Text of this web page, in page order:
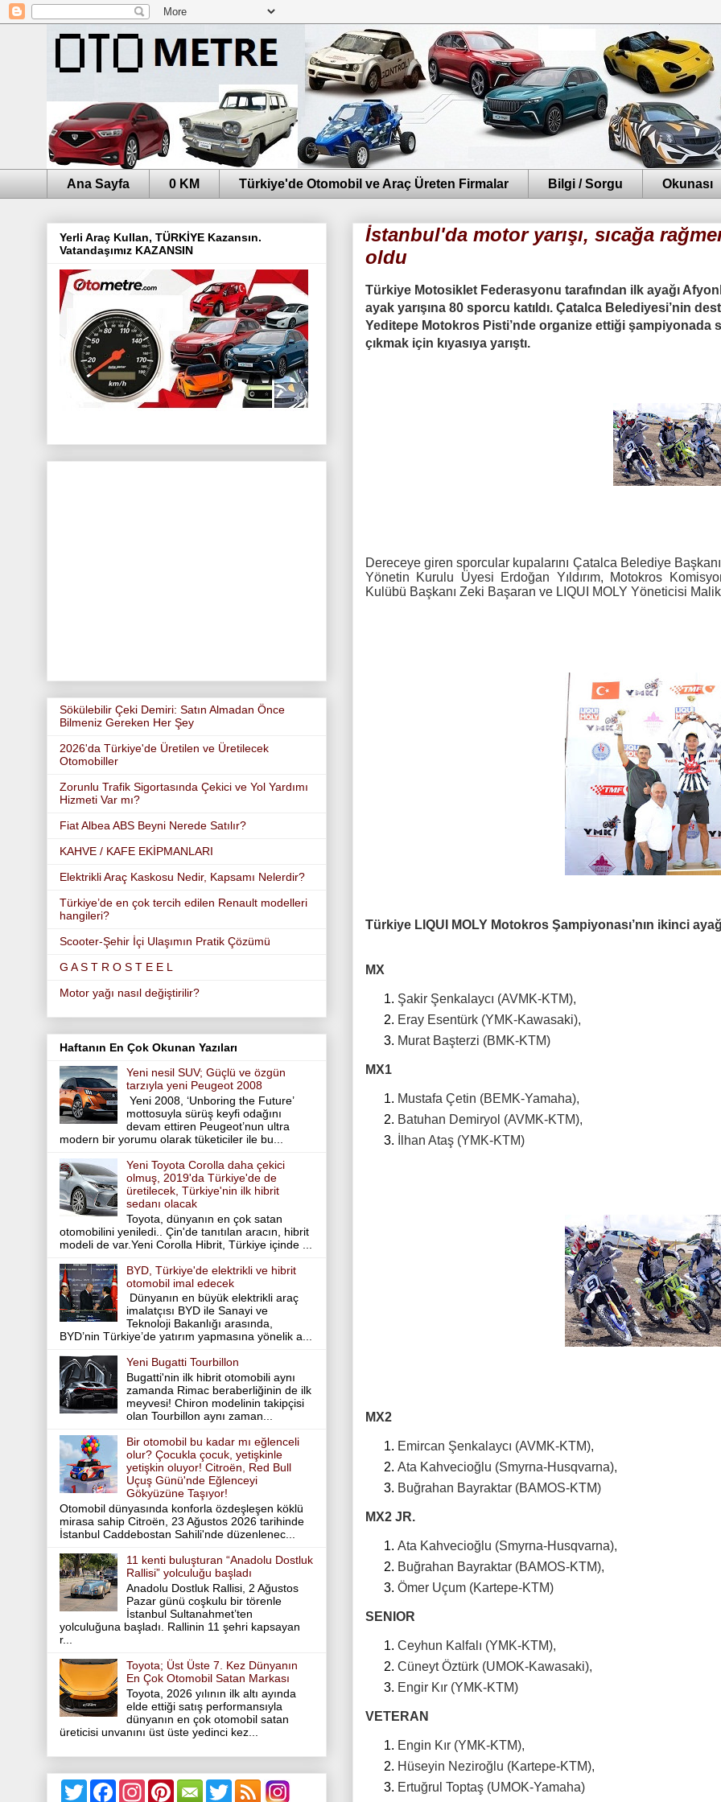
Ana Sayfa 0 KM Türkiye'de Otomobil ve Araç Üreten Firmalar Bilgi / Sorgu Okunası
İstanbul'da motor yarışı, sıcağa
oldu
Türkiye Motosiklet Federasyonu tarafından ilk ayağı
ayak yarışına 80 sporcu katıldı. Çatalca Belediyesi’nin
Yeditepe Motokros Pisti’nde organize ettiği
çıkmak için kıyasıya yarıştı.
Dereceye giren sporcular kupalarını Çatalca Belediye
Yönetin Kurulu Üyesi Erdoğan Yıldırım, Motokros
Kulübü Başkanı Zeki Başaran ve LIQUI MOLY Yöneticisi Malik
Türkiye LIQUI MOLY Motokros Şampiyonası’nın ikinci
MX
Şakir Şenkalaycı (AVMK-KTM),
Eray Esentürk (YMK-Kawasaki),
Murat Başterzi (BMK-KTM)
MX1
Mustafa Çetin (BEMK-Yamaha),
Batuhan Demiryol (AVMK-KTM),
İlhan Ataş (YMK-KTM)
MX2
Emircan Şenkalaycı (AVMK-KTM),
Ata Kahvecioğlu (Smyrna-Husqvarna),
Buğrahan Bayraktar (BAMOS-KTM)
MX2 JR.
Ata Kahvecioğlu (Smyrna-Husqvarna),
Buğrahan Bayraktar (BAMOS-KTM),
Ömer Uçum (Kartepe-KTM)
SENIOR
Ceyhun Kalfalı (YMK-KTM),
Cüneyt Öztürk (UMOK-Kawasaki),
Engir Kır (YMK-KTM)
VETERAN
Engin Kır (YMK-KTM),
Hüseyin Neziroğlu (Kartepe-KTM),
Ertuğrul Toptaş (UMOK-Yamaha)
Yerli Araç Kullan, TÜRKİYE Kazansın.
Vatandaşımız KAZANSIN
Sökülebilir Çeki Demiri: Satın Almadan Önce
Bilmeniz Gereken Her Şey
2026'da Türkiye'de Üretilen ve Üretilecek
Otomobiller
Zorunlu Trafik Sigortasında Çekici ve Yol Yardımı
Hizmeti Var mı?
Fiat Albea ABS Beyni Nerede Satılır?
KAHVE / KAFE EKİPMANLARI
Elektrikli Araç Kaskosu Nedir, Kapsamı Nelerdir?
Türkiye’de en çok tercih edilen Renault modelleri
hangileri?
Scooter-Şehir İçi Ulaşımın Pratik Çözümü
G A S T R O S T E E L
Motor yağı nasıl değiştirilir?
Haftanın En Çok Okunan Yazıları
Yeni nesil SUV; Güçlü ve özgün
tarzıyla yeni Peugeot 2008
Yeni 2008, ‘Unboring the Future’
mottosuyla sürüş keyfi odağını
devam ettiren Peugeot’nun ultra
modern bir yorumu olarak tüketiciler ile bu...
Yeni Toyota Corolla daha çekici
olmuş, 2019'da Türkiye'de de
üretilecek, Türkiye'nin ilk hibrit
sedanı olacak
Toyota, dünyanın en çok satan
otomobilini yeniledi.. Çin'de tanıtılan aracın, hibrit
modeli de var.Yeni Corolla Hibrit, Türkiye içinde ...
BYD, Türkiye'de elektrikli ve hibrit
otomobil imal edecek
Dünyanın en büyük elektrikli araç
imalatçısı BYD ile Sanayi ve
Teknoloji Bakanlığı arasında,
BYD’nin Türkiye’de yatırım yapmasına yönelik a...
Yeni Bugatti Tourbillon
Bugatti'nin ilk hibrit otomobili aynı
zamanda Rimac beraberliğinin de ilk
meyvesi! Chiron modelinin takipçisi
olan Tourbillon aynı zaman...
Bir otomobil bu kadar mı eğlenceli
olur? Çocukla çocuk, yetişkinle
yetişkin oluyor! Citroën, Red Bull
Uçuş Günü'nde Eğlenceyi
Gökyüzüne Taşıyor!
Otomobil dünyasında konforla özdeşleşen köklü
mirasa sahip Citroën, 23 Ağustos 2026 tarihinde
İstanbul Caddebostan Sahili'nde düzenlenec...
11 kenti buluşturan “Anadolu Dostluk
Rallisi” yolculuğu başladı
Anadolu Dostluk Rallisi, 2 Ağustos
Pazar günü coşkulu bir törenle
İstanbul Sultanahmet’ten
yolculuğuna başladı. Rallinin 11 şehri kapsayan
r...
Toyota; Üst Üste 7. Kez Dünyanın
En Çok Otomobil Satan Markası
Toyota, 2026 yılının ilk altı ayında
elde ettiği satış performansıyla
dünyanın en çok otomobil satan
üreticisi unvanını üst üste yedinci kez...
T
w
F
P
T